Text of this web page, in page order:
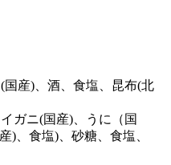
産)、酒、食塩、昆布(北
ガニ(国産)、うに（国
)、食塩)、砂糖、食塩、